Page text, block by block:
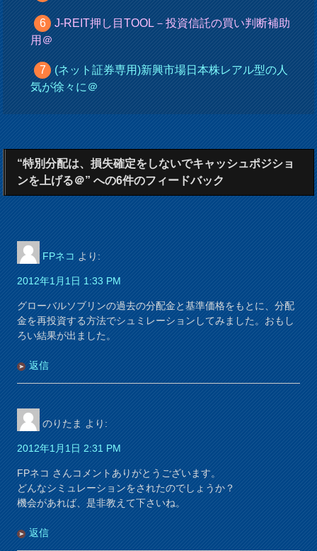
J-REIT押し目TOOL－投資信託の買い判断補助
用＠
(ネット証券専用)新興市場日本株レアル型の人
気が徐々に＠
“特別分配は、損失確定をしないでキャッシュポジショ
ンを上げる＠” への6件のフィードバック
FPネコ より:
2012年1月1日 1:33 PM
グローバルソブリンの過去の分配金と基準価格をもとに、分配
金を再投資する方法でシュミレーションしてみました。おもし
ろい結果が出ました。
返信
のりたま より:
2012年1月1日 2:31 PM
FPネコ さんコメントありがとうございます。
どんなシミュレーションをされたのでしょうか？
機会があれば、是非教えて下さいね。
返信